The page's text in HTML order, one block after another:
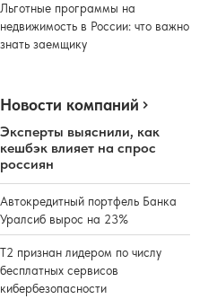
Льготные программы на
недвижимость в России: что важно
знать заемщику
Новости компаний
Эксперты выяснили, как
кешбэк влияет на спрос
россиян
Автокредитный портфель Банка
Уралсиб вырос на 23%
Т2 признан лидером по числу
бесплатных сервисов
кибербезопасности